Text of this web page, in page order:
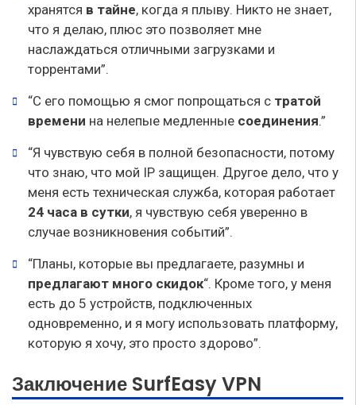
хранятся в тайне, когда я плыву. Никто не знает,
что я делаю, плюс это позволяет мне
наслаждаться отличными загрузками и
торрентами”.
“С его помощью я смог попрощаться с тратой
времени на нелепые медленные соединения.”
“Я чувствую себя в полной безопасности, потому
что знаю, что мой IP защищен. Другое дело, что у
меня есть техническая служба, которая работает
24 часа в сутки, я чувствую себя уверенно в
случае возникновения событий”.
“Планы, которые вы предлагаете, разумны и
предлагают много скидок“. Кроме того, у меня
есть до 5 устройств, подключенных
одновременно, и я могу использовать платформу,
которую я хочу, это просто здорово”.
Заключение SurfEasy VPN